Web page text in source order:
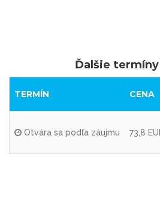
Ďalšie
TERMÍN CENA
Otvára sa podľa záujmu 73,8